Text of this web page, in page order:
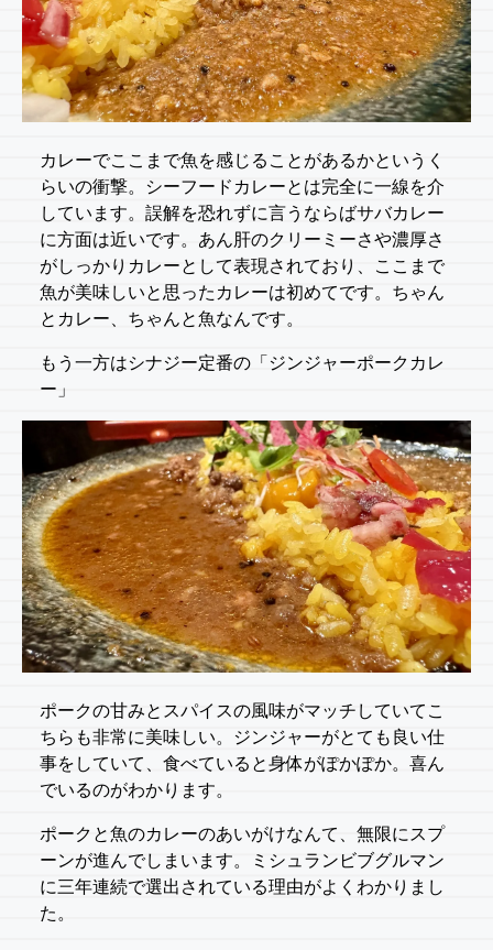
カレーでここまで魚を感じることがあるかというく
らいの衝撃。シーフードカレーとは完全に一線を介
しています。誤解を恐れずに言うならばサバカレー
に方面は近いです。あん肝のクリーミーさや濃厚さ
がしっかりカレーとして表現されており、ここまで
魚が美味しいと思ったカレーは初めてです。ちゃん
とカレー、ちゃんと魚なんです。
もう一方はシナジー定番の「ジンジャーポークカレ
ー」
ポークの甘みとスパイスの風味がマッチしていてこ
ちらも非常に美味しい。ジンジャーがとても良い仕
事をしていて、食べていると身体がぽかぽか。喜ん
でいるのがわかります。
ポークと魚のカレーのあいがけなんて、無限にスプ
ーンが進んでしまいます。ミシュランビブグルマン
に三年連続で選出されている理由がよくわかりまし
た。